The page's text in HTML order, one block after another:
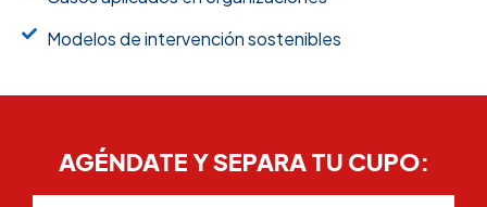
Modelos de intervención sostenibles
AGÉNDATE Y SEPARA TU CUPO: